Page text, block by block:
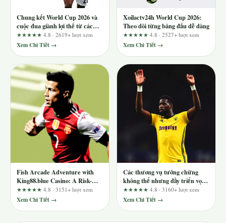
Chung kết World Cup 2026 và
cuộc đua giành lợi thế từ các
tình huống bóng hai trên
Dabet.games
★★★★★ 4.8 · 2619+ lượt xem
Xem Chi Tiết →
Xoilactv24h World Cup 2026:
Theo dõi từng bảng đấu dễ dàng
★★★★★ 4.8 · 2527+ lượt xem
Xem Chi Tiết →
Fish Arcade Adventure with
King88.blue Casino: A Risk-
Adjusted Review for Smart
Players
★★★★★ 4.8 · 3151+ lượt xem
Xem Chi Tiết →
Các thương vụ tưởng chừng
không thể nhưng đầy triển vọng
cùng XX88
★★★★★ 4.8 · 3160+ lượt xem
Xem Chi Tiết →